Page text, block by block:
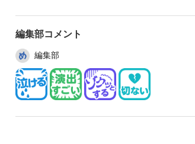
編集部コメント
編集部